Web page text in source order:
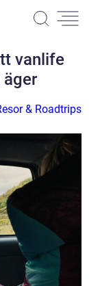
vanlife
& Roadtrips